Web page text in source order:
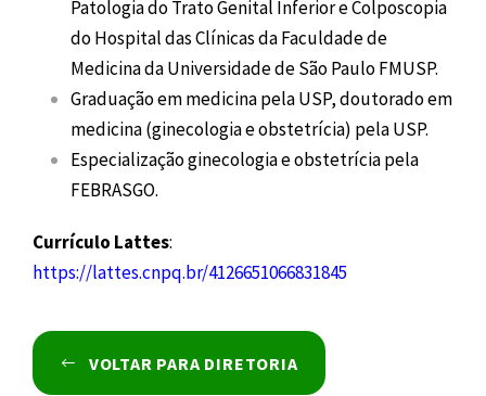
Patologia do Trato Genital Inferior e Colposcopia
do Hospital das Clínicas da Faculdade de
Medicina da Universidade de São Paulo FMUSP.
Graduação em medicina pela USP, doutorado em
medicina (ginecologia e obstetrícia) pela USP.
Especialização ginecologia e obstetrícia pela
FEBRASGO.
Currículo Lattes:
https://lattes.cnpq.br/4126651066831845
VOLTAR PARA DIRETORIA